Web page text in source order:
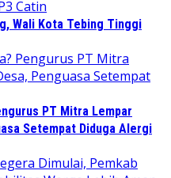
Wali Kota Tebing Tinggi
PT Mitra Lempar
Setempat Diduga Alergi